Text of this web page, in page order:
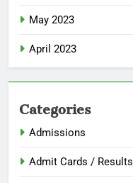
May 2023
April 2023
Categories
Admissions
Admit Cards / Results